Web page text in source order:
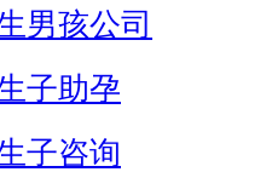
男孩公司
子助孕
子咨询